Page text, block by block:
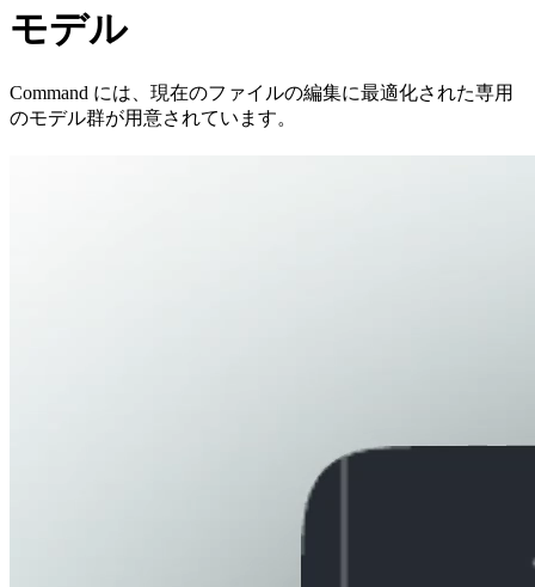
モデル
Command には、現在のファイルの編集に最適化された専用
のモデル群が用意されています。